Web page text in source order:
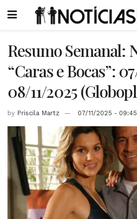
Resumo Semanal:
“Caras e Bocas”:
08/11/2025
by Priscila Martz 07/11/2025 -